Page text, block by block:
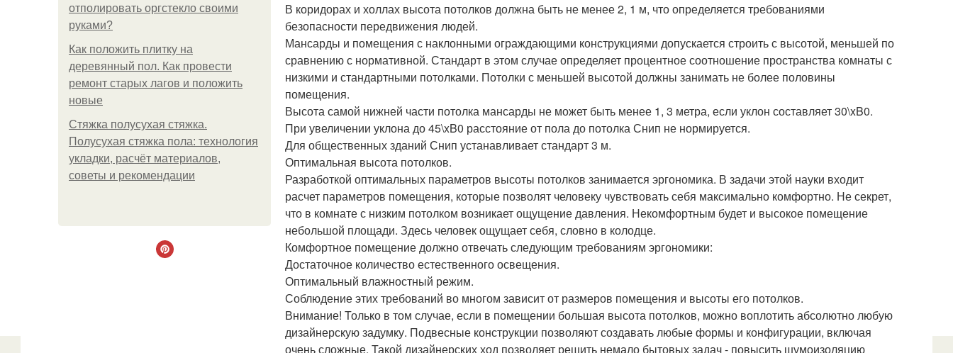
отполировать оргстекло своими
руками?
Как положить плитку на
деревянный пол. Как провести
ремонт старых лагов и положить
новые
Стяжка полусухая стяжка.
Полусухая стяжка пола: технология
укладки, расчёт материалов,
советы и рекомендации
В коридорах и холлах высота потолков должна быть не менее 2, 1 м, что определяется требованиями
безопасности передвижения людей.
Мансарды и помещения с наклонными ограждающими конструкциями допускается строить с высотой, меньшей по
сравнению с нормативной. Стандарт в этом случае определяет процентное соотношение пространства комнаты с
низкими и стандартными потолками. Потолки с меньшей высотой должны занимать не более половины
помещения.
Высота самой нижней части потолка мансарды не может быть менее 1, 3 метра, если уклон составляет 30\xB0.
При увеличении уклона до 45\xB0 расстояние от пола до потолка Снип не нормируется.
Для общественных зданий Снип устанавливает стандарт 3 м.
Оптимальная высота потолков.
Разработкой оптимальных параметров высоты потолков занимается эргономика. В задачи этой науки входит
расчет параметров помещения, которые позволят человеку чувствовать себя максимально комфортно. Не секрет,
что в комнате с низким потолком возникает ощущение давления. Некомфортным будет и высокое помещение
небольшой площади. Здесь человек ощущает себя, словно в колодце.
Комфортное помещение должно отвечать следующим требованиям эргономики:
Достаточное количество естественного освещения.
Оптимальный влажностный режим.
Соблюдение этих требований во многом зависит от размеров помещения и высоты его потолков.
Внимание! Только в том случае, если в помещении большая высота потолков, можно воплотить абсолютно любую
дизайнерскую задумку. Подвесные конструкции позволяют создавать любые формы и конфигурации, включая
очень сложные. Такой дизайнерских ход позволяет решить немало бытовых задач - повысить шумоизоляцию